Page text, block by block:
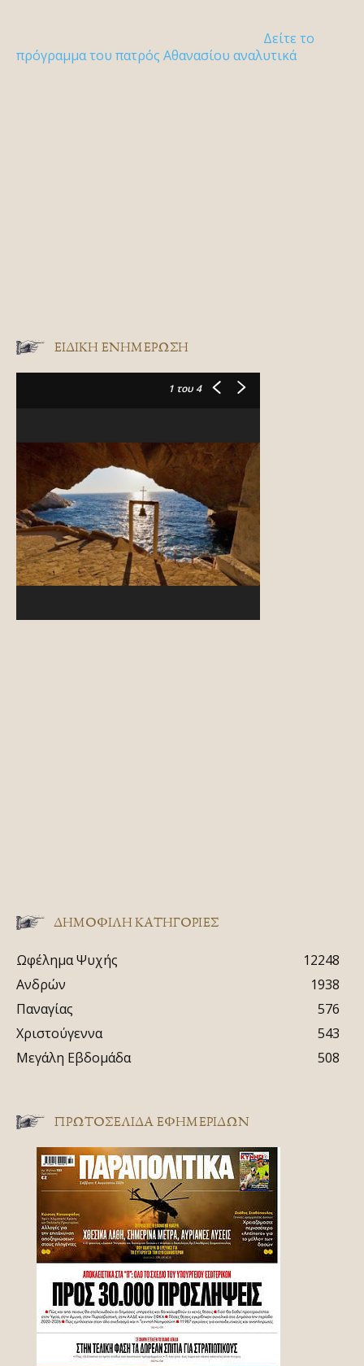
Δείτε το
πρόγραμμα του πατρός Αθανασίου αναλυτικά
ΕΙΔΙΚΉ ΕΝΗΜΈΡΩΣΗ
1 του 4
ΔΗΜΟΦΙΛΗ ΚΑΤΗΓΟΡΙΕΣ
Ωφέλημα Ψυχής
12248
Ανδρών
1938
Παναγίας
576
Χριστούγεννα
543
Μεγάλη Εβδομάδα
508
ΠΡΩΤΟΣΈΛΙΔΑ ΕΦΗΜΕΡΊΔΩΝ